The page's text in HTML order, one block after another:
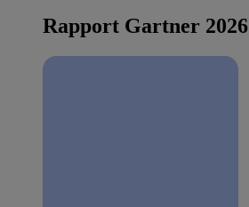
Rapport Gartner 2026